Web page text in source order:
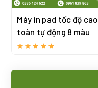
Máy in pad tốc độ cao
toàn tự động 8 màu